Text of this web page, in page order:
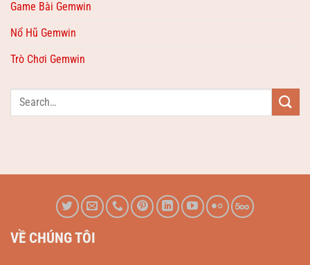
Game Bài Gemwin
Nổ Hũ Gemwin
Trò Chơi Gemwin
VỀ CHÚNG TÔI